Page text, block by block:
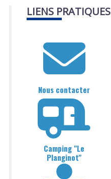
LIENS PRATIQUES
Nous contacter
Camping "Le
Planginot"